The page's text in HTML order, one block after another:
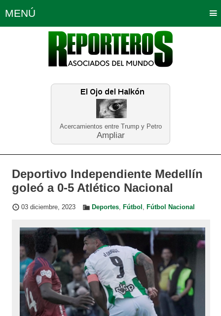
Acercamientos entre Trump y Petro
Ampliar
MENÚ
Política Opinión Bogotá
Planeta Tierra Deportes
Educación Neira
Deportivo Independiente Medellín
goleó a 0-5 Atlético Nacional
03 diciembre, 2023 Deportes, Fútbol , Fútbol Nacional